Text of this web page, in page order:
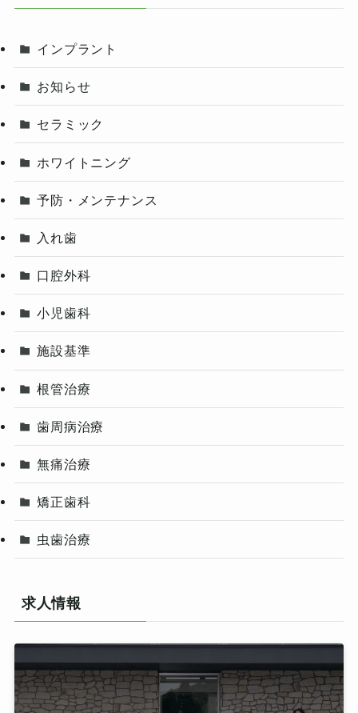
インプラント
お知らせ
セラミック
ホワイトニング
予防・メンテナンス
入れ歯
口腔外科
小児歯科
施設基準
根管治療
歯周病治療
無痛治療
矯正歯科
虫歯治療
求人情報